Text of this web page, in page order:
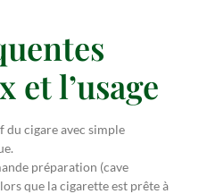
et l’usage
cigare avec simple
préparation (cave
que la cigarette est prête à